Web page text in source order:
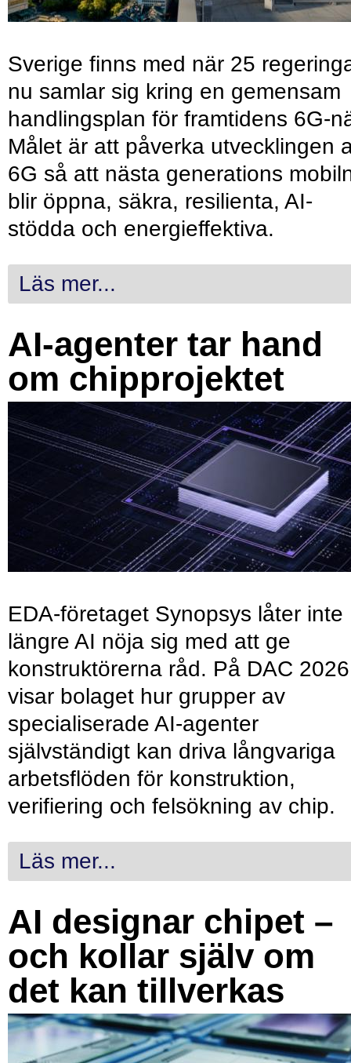
Sverige finns med när 25
nu samlar sig kring en gemensam
handlingsplan för framtidens 6G-
Målet är att påverka utvecklingen
6G så att nästa generations
blir öppna, säkra, resilienta, AI-
stödda och energieffektiva.
Läs mer...
AI-agenter tar hand
om chipprojektet
EDA-företaget Synopsys låter inte
längre AI nöja sig med att ge
konstruktörerna råd. På DAC 2026
visar bolaget hur grupper av
specialiserade AI-agenter
självständigt kan driva långvariga
arbetsflöden för konstruktion,
verifiering och felsökning av chip.
Läs mer...
AI designar chipet –
och kollar själv om
det kan tillverkas